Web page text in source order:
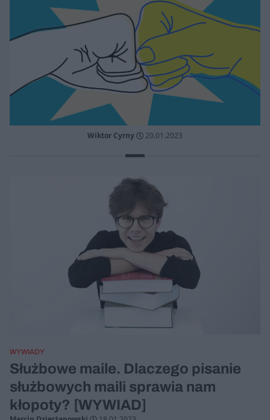
Wiktor Cyrny 20.01.2023
WYWIADY
Służbowe maile. Dlaczego pisanie
służbowych maili sprawia nam
kłopoty? [WYWIAD]